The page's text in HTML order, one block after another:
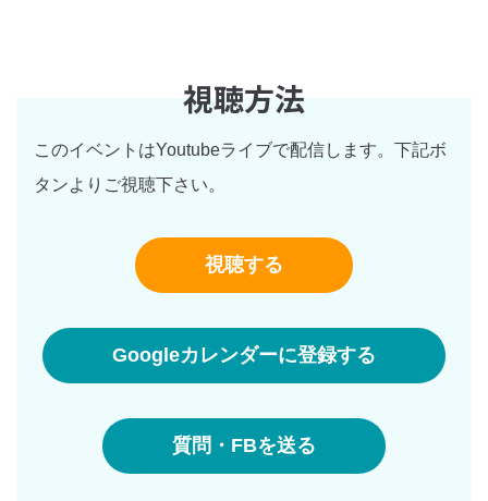
視聴方法
このイベントはYoutubeライブで配信します。下記ボ
タンよりご視聴下さい。
視聴する
Googleカレンダーに登録する
質問・FBを送る